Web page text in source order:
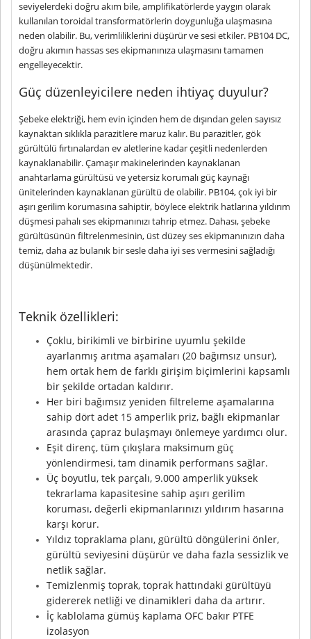
seviyelerdeki doğru akım bile, amplifikatörlerde yaygın olarak
kullanılan toroidal transformatörlerin doygunluğa ulaşmasına
neden olabilir. Bu, verimliliklerini düşürür ve sesi etkiler. PB104 DC,
doğru akımın hassas ses ekipmanınıza ulaşmasını tamamen
engelleyecektir.
Güç düzenleyicilere neden ihtiyaç duyulur?
Şebeke elektriği, hem evin içinden hem de dışından gelen sayısız
kaynaktan sıklıkla parazitlere maruz kalır. Bu parazitler, gök
gürültülü fırtınalardan ev aletlerine kadar çeşitli nedenlerden
kaynaklanabilir. Çamaşır makinelerinden kaynaklanan
anahtarlama gürültüsü ve yetersiz korumalı güç kaynağı
ünitelerinden kaynaklanan gürültü de olabilir. PB104, çok iyi bir
aşırı gerilim korumasına sahiptir, böylece elektrik hatlarına yıldırım
düşmesi pahalı ses ekipmanınızı tahrip etmez. Dahası, şebeke
gürültüsünün filtrelenmesinin, üst düzey ses ekipmanınızın daha
temiz, daha az bulanık bir sesle daha iyi ses vermesini sağladığı
düşünülmektedir.
Teknik özellikleri:
Çoklu, birikimli ve birbirine uyumlu şekilde
ayarlanmış arıtma aşamaları (20 bağımsız unsur),
hem ortak hem de farklı girişim biçimlerini kapsamlı
bir şekilde ortadan kaldırır.
Her biri bağımsız yeniden filtreleme aşamalarına
sahip dört adet 15 amperlik priz, bağlı ekipmanlar
arasında çapraz bulaşmayı önlemeye yardımcı olur.
Eşit direnç, tüm çıkışlara maksimum güç
yönlendirmesi, tam dinamik performans sağlar.
Üç boyutlu, tek parçalı, 9.000 amperlik yüksek
tekrarlama kapasitesine sahip aşırı gerilim
koruması, değerli ekipmanlarınızı yıldırım hasarına
karşı korur.
Yıldız topraklama planı, gürültü döngülerini önler,
gürültü seviyesini düşürür ve daha fazla sessizlik ve
netlik sağlar.
Temizlenmiş toprak, toprak hattındaki gürültüyü
gidererek netliği ve dinamikleri daha da artırır.
İç kablolama gümüş kaplama OFC bakır PTFE
izolasyon